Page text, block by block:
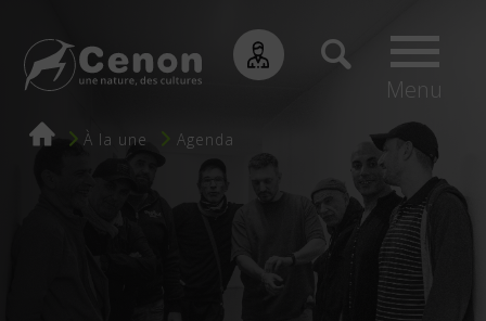
Menu
Fil
À la une Agenda